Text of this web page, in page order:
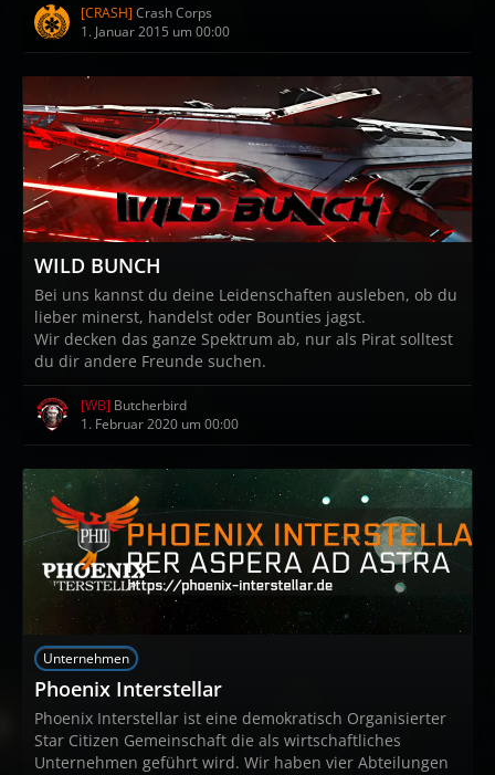
[CRASH] Crash Corps
1. Januar 2015 um 00:00
WILD BUNCH
Bei uns kannst du deine Leidenschaften ausleben, ob du
lieber minerst, handelst oder Bounties jagst.
Wir decken das ganze Spektrum ab, nur als Pirat solltest
du dir andere Freunde suchen.
[WB] Butcherbird
1. Februar 2020 um 00:00
Unternehmen
Phoenix Interstellar
Phoenix Interstellar ist eine demokratisch Organisierter
Star Citizen Gemeinschaft die als wirtschaftliches
Unternehmen geführt wird. Wir haben vier Abteilungen